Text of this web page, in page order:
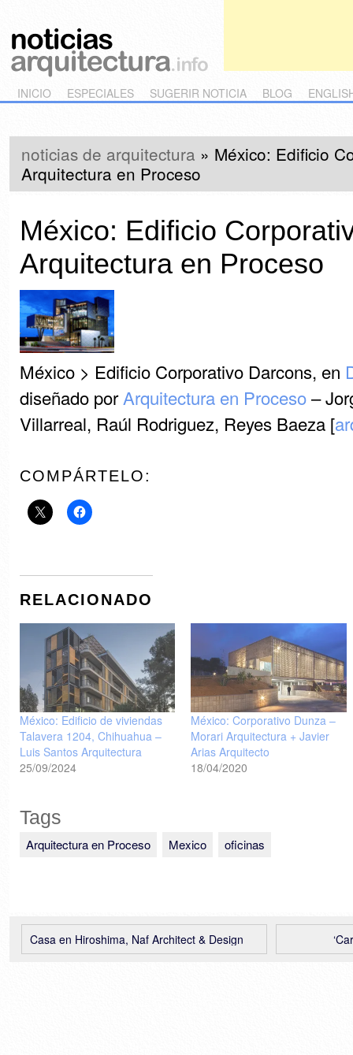
Main menu
Skip to primary content
Skip to secondary content
INICIO ESPECIALES SUGERIR NOTICIA BLOG
noticias de arquitectura » México: Edificio
Arquitectura en Proceso
México: Edificio
Arquitectura en Proceso
México > Edificio Corporativo Darcons, en
diseñado porArquitectura en Proceso–
Villarreal, Raúl Rodriguez, Reyes Baeza [
COMPÁRTELO:
RELACIONADO
México: Edificio de viviendas
Talavera 1204, Chihuahua –
Luis Santos Arquitectura
25/09/2024
México: Corporativo Dunza –
Morari Arquitectura + Javier
Arias Arquitecto
18/04/2020
Tags
Arquitectura en Proceso Mexico oficinas
Casa en Hiroshima, Naf Architect & Design